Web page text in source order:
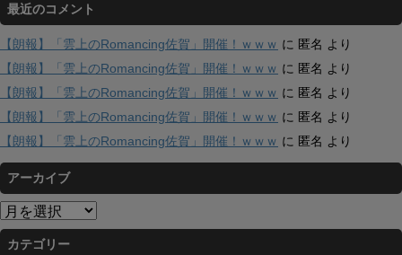
最近のコメント
【朗報】「雲上のRomancing佐賀」開催！ｗｗｗ に 匿名 より
【朗報】「雲上のRomancing佐賀」開催！ｗｗｗ に 匿名 より
【朗報】「雲上のRomancing佐賀」開催！ｗｗｗ に 匿名 より
【朗報】「雲上のRomancing佐賀」開催！ｗｗｗ に 匿名 より
【朗報】「雲上のRomancing佐賀」開催！ｗｗｗ に 匿名 より
アーカイブ
ア
ー
カカテゴリー